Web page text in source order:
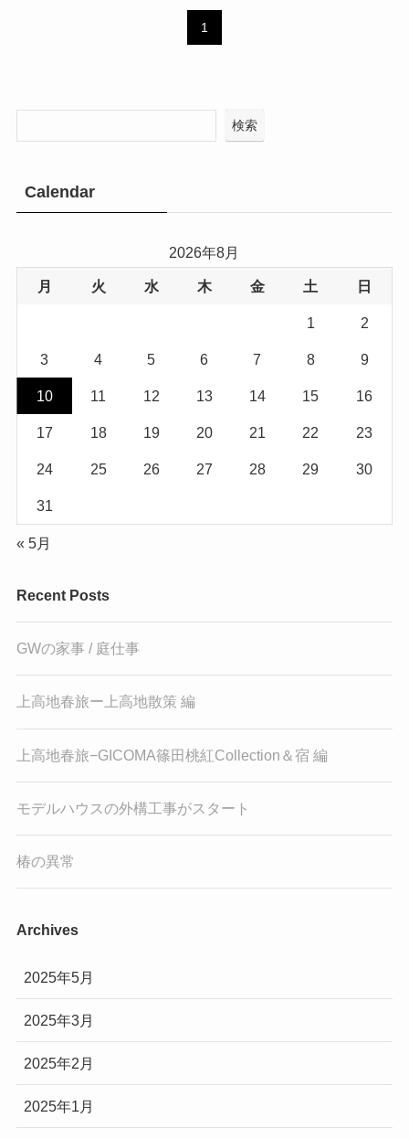
1
検索
Calendar
2026年8月
月 火 水 木 金 土 日
1 2
3 4 5 6 7 8 9
10 11 12 13 14 15 16
17 18 19 20 21 22 23
24 25 26 27 28 29 30
31
« 5月
Recent Posts
GWの家事 / 庭仕事
上高地春旅ー上高地散策 編
上高地春旅−GICOMA篠田桃紅Collection＆宿 編
モデルハウスの外構工事がスタート
椿の異常
Archives
2025年5月
2025年3月
2025年2月
2025年1月